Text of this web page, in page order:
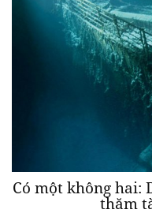
Có một không hai:
thăm